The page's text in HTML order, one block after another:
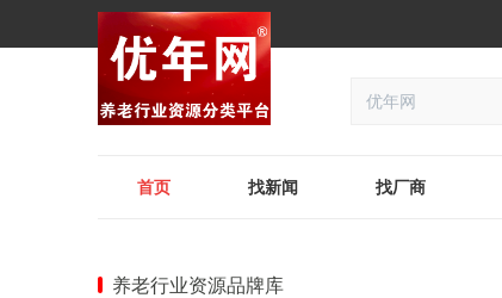
首页 找新闻 找厂商
养老行业资源品牌库